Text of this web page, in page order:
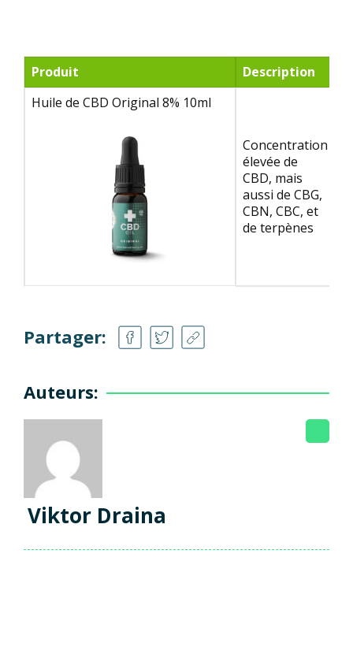
Produit Description
Huile de CBD Original 8% 10ml
Concentration
élevée de
CBD, mais
aussi de CBG,
CBN, CBC, et
de terpènes
Partager:
Auteurs:
Viktor Draina